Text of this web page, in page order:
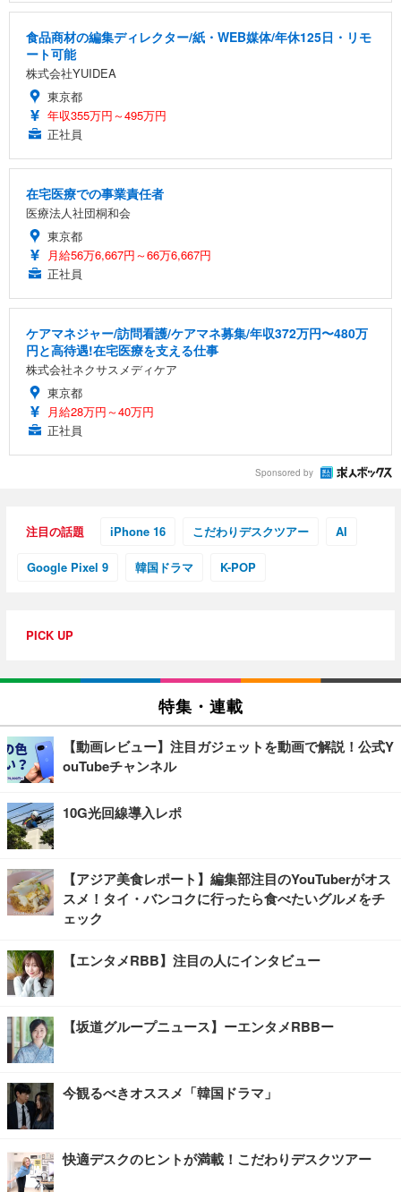
食品商材の編集ディレクター/紙・WEB媒体/年休125日・リモ
ート可能
株式会社YUIDEA
東京都
年収355万円～495万円
正社員
在宅医療での事業責任者
医療法人社団桐和会
東京都
月給56万6,667円～66万6,667円
正社員
ケアマネジャー/訪問看護/ケアマネ募集/年収372万円〜480万
円と高待遇!在宅医療を支える仕事
株式会社ネクサスメディケア
東京都
月給28万円～40万円
正社員
Sponsored by
注目の話題 iPhone 16 こだわりデスクツアー AI
Google Pixel 9 韓国ドラマ K-POP
PICK UP
特集・連載
【動画レビュー】注目ガジェットを動画で解説！公式Y
ouTubeチャンネル
10G光回線導入レポ
【アジア美食レポート】編集部注目のYouTuberがオス
スメ！タイ・バンコクに行ったら食べたいグルメをチ
ェック
【エンタメRBB】注目の人にインタビュー
【坂道グループニュース】ーエンタメRBBー
今観るべきオススメ「韓国ドラマ」
快適デスクのヒントが満載！こだわりデスクツアー